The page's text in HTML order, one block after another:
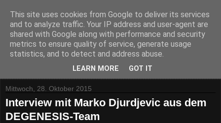
Mittwoch, 28. Oktober 2015
Interview mit Marko Djurdjevic aus dem
DEGENESIS-Team
This site uses cookies from Google to deliver its services
and to analyze traffic. Your IP address and user-agent are
shared with Google along with performance and security
metrics to ensure quality of service, generate usage
statistics, and to detect and address abuse.
LEARN MORE GOT IT